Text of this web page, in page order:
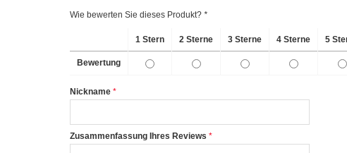
Wie bewerten Sie dieses Produkt?*
1 Stern 2 Sterne 3 Sterne 4 Sterne 5
Bewertung
Nickname
Zusammenfassung Ihres Reviews